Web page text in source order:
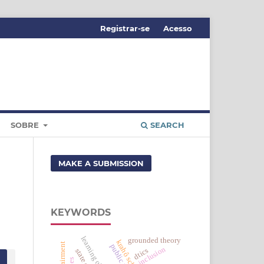
SOBRE SEARCH
Registrar-se Acesso
MAKE A SUBMISSION
KEYWORDS
grounded theory
inclusion
dtics